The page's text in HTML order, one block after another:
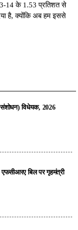
14 के 1.53 प्रतिशत से
है, क्योंकि अब हम इससे
विधेयक, 2026
बिल पर गृहमंत्री